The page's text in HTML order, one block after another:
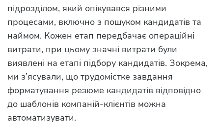
підрозділом, який опікувався різними
процесами, включно з пошуком кандидатів та
наймом. Кожен етап передбачає операційні
витрати, при цьому значні витрати були
виявлені на етапі підбору кандидатів. Зокрема,
ми з’ясували, що трудомістке завдання
форматування резюме кандидатів відповідно
до шаблонів компаній-клієнтів можна
автоматизувати.